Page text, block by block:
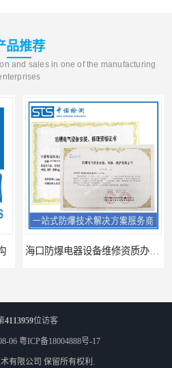
品推荐
and sales in one of the manufacturing
4113959位访客
06 粤ICP备18004888号-17
有限公司 保留所有权利.